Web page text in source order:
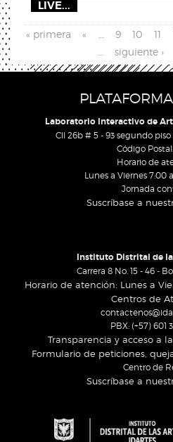
LIVE...
Páginas
« primera « 9 10 11
siguiente ›
Laboratorio Interactivo de
Cll 26b # 5 - 93 segundo
Código Postal:
Horario de
Lunes a Viernes 7:00
Jornada
Suscríbase a
Instituto Distrital de
Carrera 8 No. 15 - 46 -
Horario de atención: Lunes a
Centros de
PBX: (+57) 601
Transparencia y acceso a
Formulario de peticiones,
Centro de
Suscríbase a